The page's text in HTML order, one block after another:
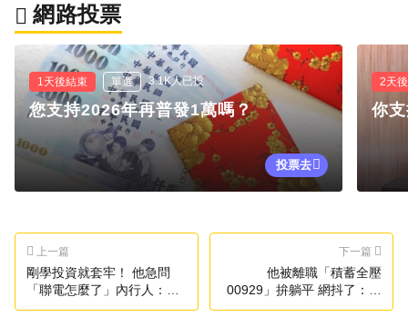
網路投票
1天後結束 單選 3.1K人已投
您支持2026年再普發1萬嗎？
投票去
2天
你
上一篇
剛學投資就套牢！ 他急問
「聯電怎麼了」內行人：有
不尋常的味道
下一篇
他被離職「積蓄全壓
00929」拚躺平 網抖了：可
以躺公園